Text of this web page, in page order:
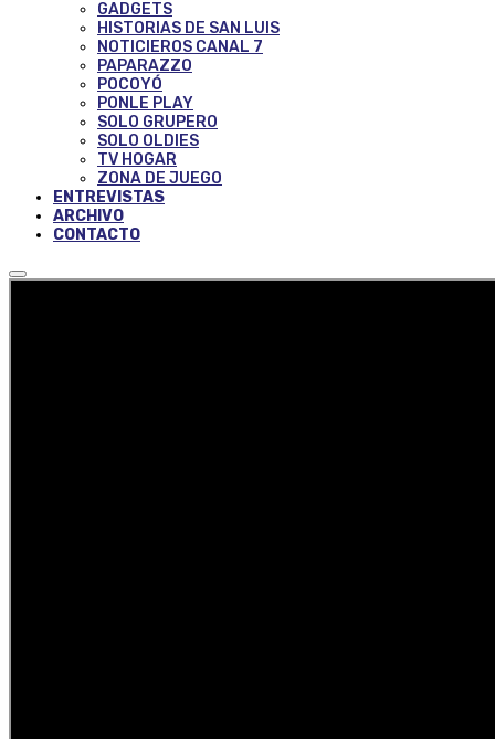
GADGETS
HISTORIAS DE SAN LUIS
NOTICIEROS CANAL 7
PAPARAZZO
POCOYÓ
PONLE PLAY
SOLO GRUPERO
SOLO OLDIES
TV HOGAR
ZONA DE JUEGO
ENTREVISTAS
ARCHIVO
CONTACTO